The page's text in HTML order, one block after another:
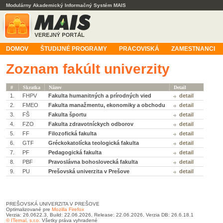
Modulárny Akademický Informačný Systém MAIS
DOMOV ŠTUDIJNÉ PROGRAMY PRACOVISKÁ ZAMESTNANCI
Zoznam fakúlt univerzity
# Skratka Názov Detail
1. FHPV Fakulta humanitných a prírodných vied
detail
2.
FMEO Fakulta manažmentu, ekonomiky a obchodu
detail
3.
FŠ Fakulta športu
detail
4.
FZO Fakulta zdravotníckych odborov
detail
5.
FF Filozofická fakulta
detail
6.
GTF Gréckokatolícka teologická fakulta
detail
7.
PF Pedagogická fakulta
detail
8.
PBF Pravoslávna bohoslovecká fakulta
detail
9.
PU Prešovská univerzita v Prešove detail
PREŠOVSKÁ UNIVERZITA V PREŠOVE
Optimalizované pre Mozilla Firefox
Verzia: 26.0622.3, Build: 22.06.2026, Release: 22.06.2026, Verzia DB: 26.6.18.1
© ITernal, s.r.o. Všetky práva vyhradené